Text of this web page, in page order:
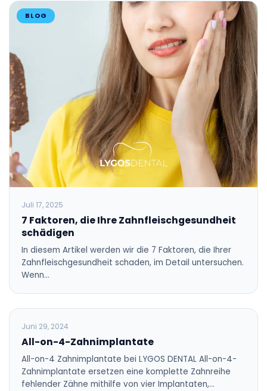
BLOG
Juli 17, 2025
7 Faktoren, die Ihre Zahnfleischgesundheit
schädigen
In diesem Artikel werden wir die 7 Faktoren, die Ihrer
Zahnfleischgesundheit schaden, im Detail untersuchen.
Wenn…
BLOG
Juni 29, 2024
All-on-4-Zahnimplantate
All-on-4 Zahnimplantate bei LYGOS DENTAL All-on-4-
Zahnimplantate ersetzen eine komplette Zahnreihe
fehlender Zähne mithilfe von vier Implantaten,…